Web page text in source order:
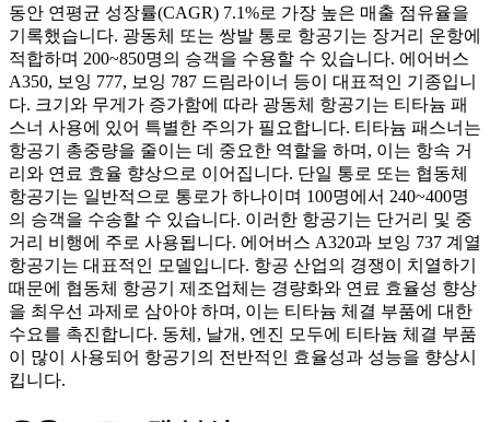
동안 연평균 성장률(CAGR) 7.1%로 가장 높은 매출 점유율을
기록했습니다. 광동체 또는 쌍발 통로 항공기는 장거리 운항에
적합하며 200~850명의 승객을 수용할 수 있습니다. 에어버스
A350, 보잉 777, 보잉 787 드림라이너 등이 대표적인 기종입니
다. 크기와 무게가 증가함에 따라 광동체 항공기는 티타늄 패
스너 사용에 있어 특별한 주의가 필요합니다. 티타늄 패스너는
항공기 총중량을 줄이는 데 중요한 역할을 하며, 이는 항속 거
리와 연료 효율 향상으로 이어집니다. 단일 통로 또는 협동체
항공기는 일반적으로 통로가 하나이며 100명에서 240~400명
의 승객을 수송할 수 있습니다. 이러한 항공기는 단거리 및 중
거리 비행에 주로 사용됩니다. 에어버스 A320과 보잉 737 계열
항공기는 대표적인 모델입니다. 항공 산업의 경쟁이 치열하기
때문에 협동체 항공기 제조업체는 경량화와 연료 효율성 향상
을 최우선 과제로 삼아야 하며, 이는 티타늄 체결 부품에 대한
수요를 촉진합니다. 동체, 날개, 엔진 모두에 티타늄 체결 부품
이 많이 사용되어 항공기의 전반적인 효율성과 성능을 향상시
킵니다.